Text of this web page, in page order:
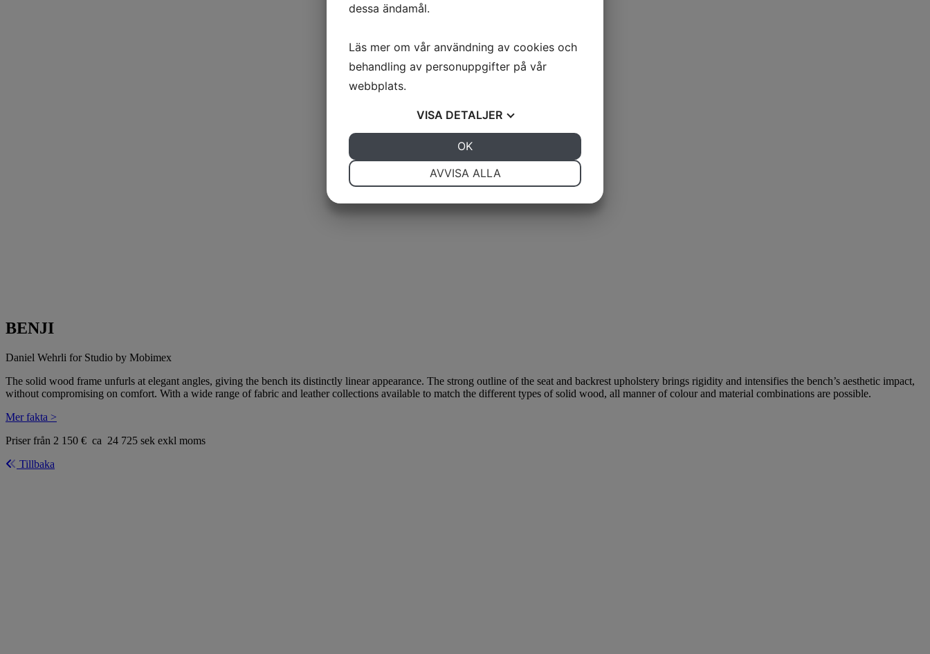
BENJI
Daniel Wehrli for Studio by Mobimex
The solid wood frame unfurls at elegant angles, giving the bench its distinctly linear appearance. The strong outline of the seat and backrest upholstery brings rigidity and intensifies the bench’s aesthetic impact,
without compromising on comfort. With a wide range of fabric and leather collections available to match the different types of solid wood, all manner of colour and material combinations are possible.
Mer fakta >
Priser från 2 150 € ca 24 725 sek exkl moms
Tillbaka
dessa ändamål.
Läs mer om vår användning av cookies och
behandling av personuppgifter på vår
webbplats.
VISA DETALJER
AVVISA ALLA
OK